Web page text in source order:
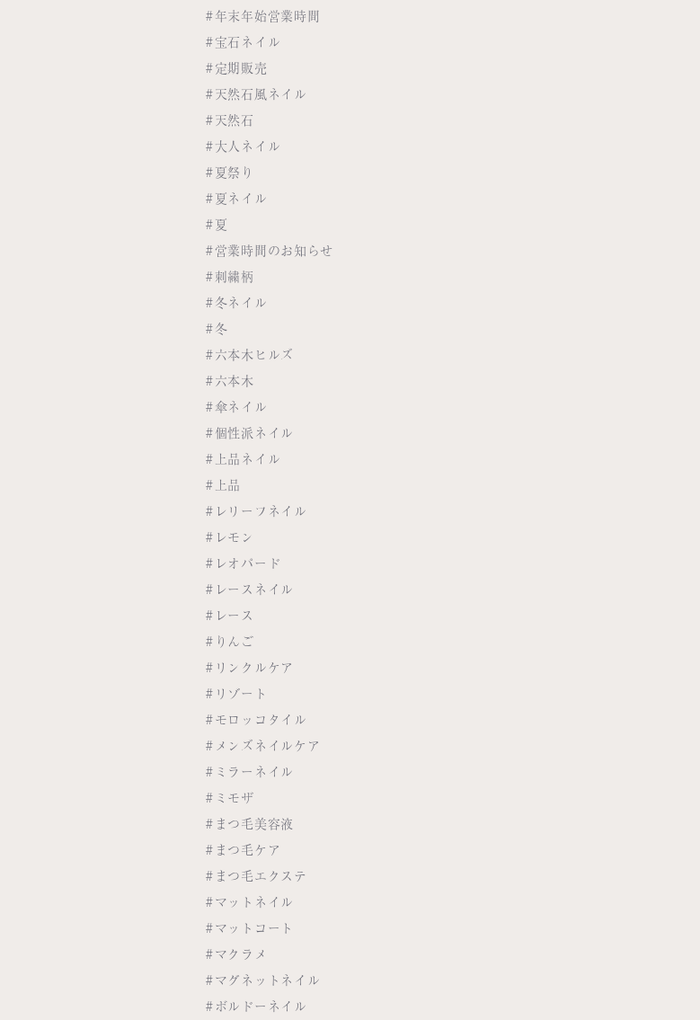
#年末年始営業時間
#宝石ネイル
#定期販売
#天然石風ネイル
#天然石
#大人ネイル
#夏祭り
#夏ネイル
#夏
#営業時間のお知らせ
#刺繍柄
#冬ネイル
#冬
#六本木ヒルズ
#六本木
#傘ネイル
#個性派ネイル
#上品ネイル
#上品
#レリーフネイル
#レモン
#レオパード
#レースネイル
#レース
#りんご
#リンクルケア
#リゾート
#モロッコタイル
#メンズネイルケア
#ミラーネイル
#ミモザ
#まつ毛美容液
#まつ毛ケア
#まつ毛エクステ
#マットネイル
#マットコート
#マクラメ
#マグネットネイル
#ボルドーネイル